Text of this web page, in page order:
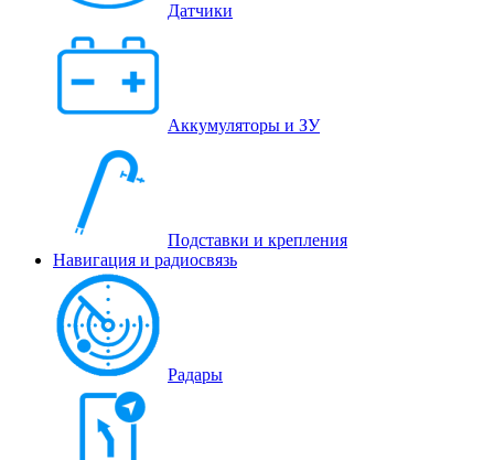
Датчики
Аккумуляторы и ЗУ
Подставки и крепления
Навигация и радиосвязь
Радары